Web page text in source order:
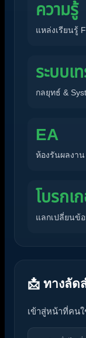
ความรู้
แหล่งเรียนรู้
ระบบเ
กลยุทธ์ &
EA
ห้องรันผลงาน
โบรกเ
แลกเปลี่ยนข้
📩 ทางลั
เข้าสู่หน้าที่คน